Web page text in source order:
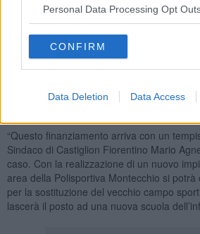
Personal Data Processing Opt
CONFIRM
Data Deletion Data Access
predisposta e concepita per più discipline
su una nuova area recentemente
Degli oltre 100 milioni stanziati dal
2024”, 37 milioni serviranno per finanziare
all’interno di Comuni con popolazione
beneficiato del finanziamento nel 2023 per
“Questo finanziamento arriva con un
Sindaco di Castiglion Fiorentino Mario
caso. Con la realizzazione di un nuovo
area della Polisportiva Montecchio si
per la sostituzione del vecchio campo
lascerà il posto ad una nuova scuola